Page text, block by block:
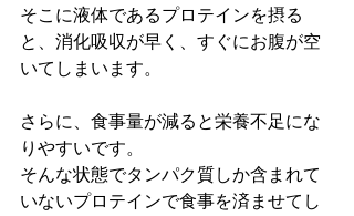
そこに液体であるプロテインを摂る
と、消化吸収が早く、すぐにお腹が空
いてしまいます。
さらに、食事量が減ると栄養不足にな
りやすいです。
そんな状態でタンパク質しか含まれて
いないプロテインで食事を済ませてし